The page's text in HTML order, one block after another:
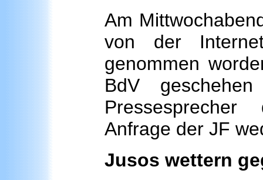
Am
von der
genommen
BdV
Anfrage der JF
Jusos wettern